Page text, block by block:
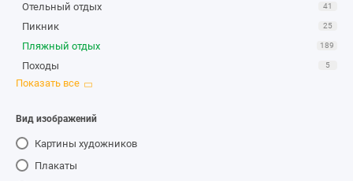
Отельный отдых 41
Пикник 25
Пляжный отдых 189
Походы 5
Путешествия
Вид изображений
Картины художников
Плакаты